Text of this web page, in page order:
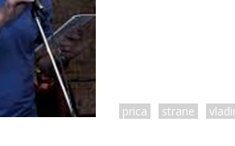
prica strane